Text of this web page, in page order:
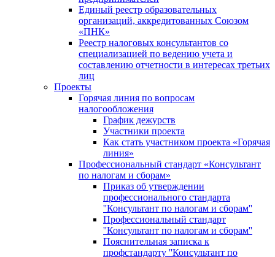
Единый реестр образовательных
организаций, аккредитованных Союзом
«ПНК»
Реестр налоговых консультантов со
специализацией по ведению учета и
составлению отчетности в интересах третьих
лиц
Проекты
Горячая линия по вопросам
налогообложения
График дежурств
Участники проекта
Как стать участником проекта «Горячая
линия»
Профессиональный стандарт «Консультант
по налогам и сборам»
Приказ об утверждении
профессионального стандарта
''Консультант по налогам и сборам''
Профессиональный стандарт
''Консультант по налогам и сборам''
Пояснительная записка к
профстандарту ''Консультант по